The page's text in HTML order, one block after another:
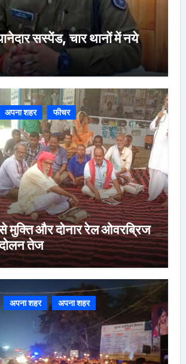
सस्पेंड, चार थानों में नये
अपना शहर फीचर
मुक्ति और दोनार रेल ओवरब्रिज
तेज
अपना शहर अपना शहर